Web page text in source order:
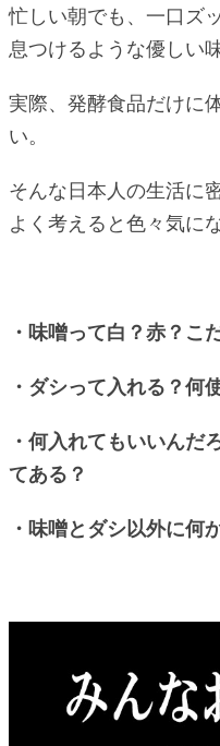
忙しい朝でも、一口ズ
息つけるような優しい
実際、発酵食品だけに
い。
そんな日本人の生活に
よく考えると色々気に
・味噌って白？赤？こ
・ダシって入れる？何
・何入れてもいいんだ
てある？
・味噌とダシ以外に何